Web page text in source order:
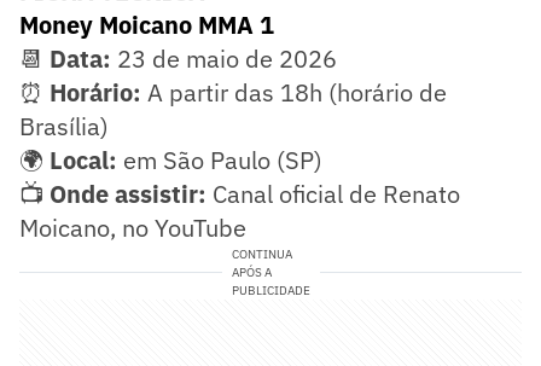
Money Moicano MMA 1
📆 Data: 23 de maio de 2026
⏰ Horário: A partir das 18h (horário de
Brasília)
🌍 Local: em São Paulo (SP)
📺 Onde assistir: Canal oficial de Renato
Moicano, no YouTube
CONTINUA
APÓS A
PUBLICIDADE